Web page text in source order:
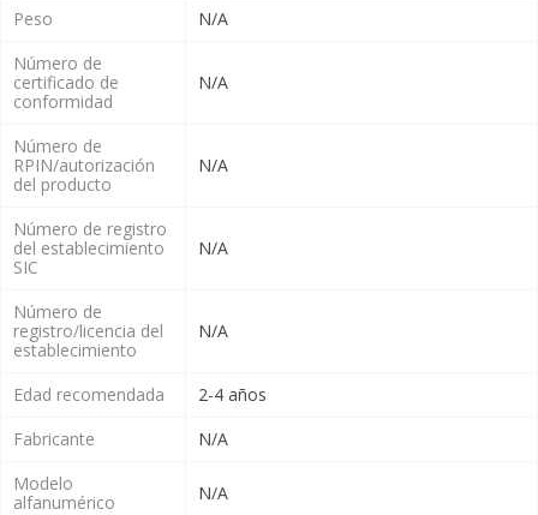
Peso
N/A
Número de
certificado de
conformidad
N/A
Número de
RPIN/autorización
del producto
N/A
Número de registro
del establecimiento
SIC
N/A
Número de
registro/licencia del
establecimiento
N/A
Edad recomendada
2-4 años
Fabricante
N/A
Modelo
alfanumérico
N/A